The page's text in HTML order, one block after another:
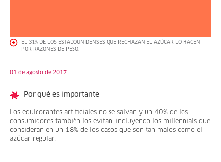
EL 31% DE LOS ESTADOUNIDENSES QUE RECHAZAN EL AZÚCAR LO HACEN
POR RAZONES DE PESO.
01 de agosto de 2017
Por qué es importante
Los edulcorantes artificiales no se salvan y un 40% de los
consumidores también los evitan, incluyendo los millennials que
consideran en un 18% de los casos que son tan malos como el
azúcar regular.